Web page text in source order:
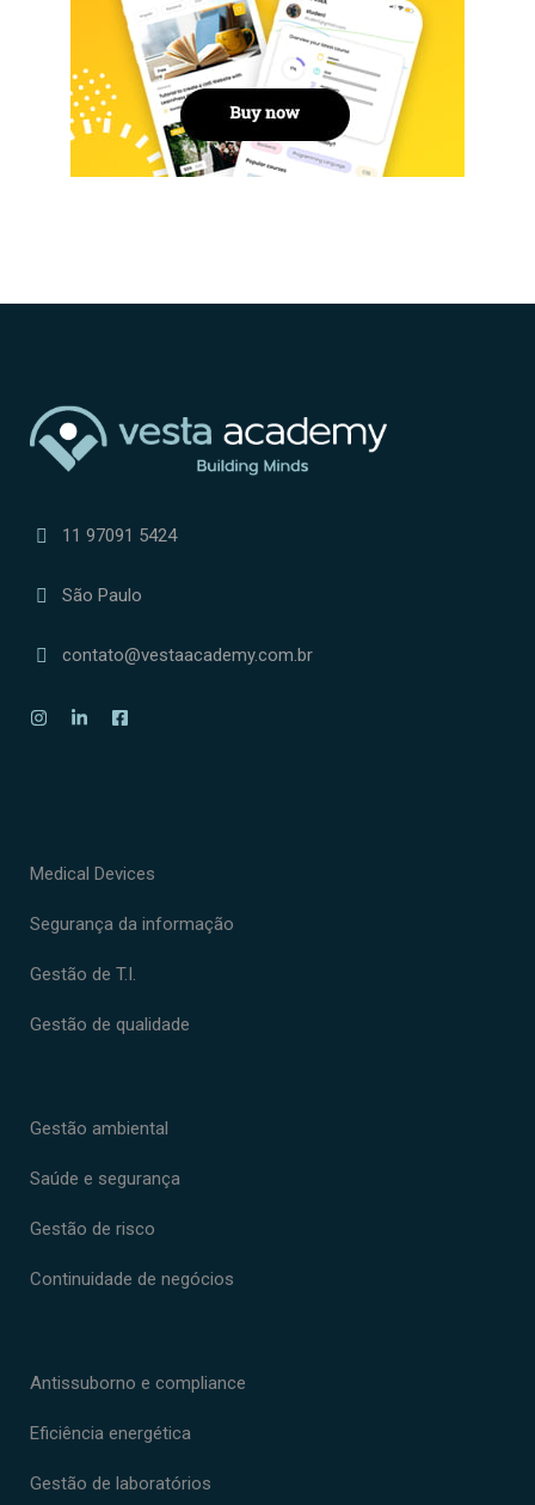
11 97091 5424
São Paulo
contato@vestaacademy.com.br
Medical Devices
Segurança da informação
Gestão de T.I.
Gestão de qualidade
Gestão ambiental
Saúde e segurança
Gestão de risco
Continuidade de negócios
Antissuborno e compliance
Eficiência energética
Gestão de laboratórios